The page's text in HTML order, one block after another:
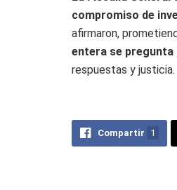
compromiso de
afirmaron,
entera se pregunta
respuestas y justicia.
Compartir 1